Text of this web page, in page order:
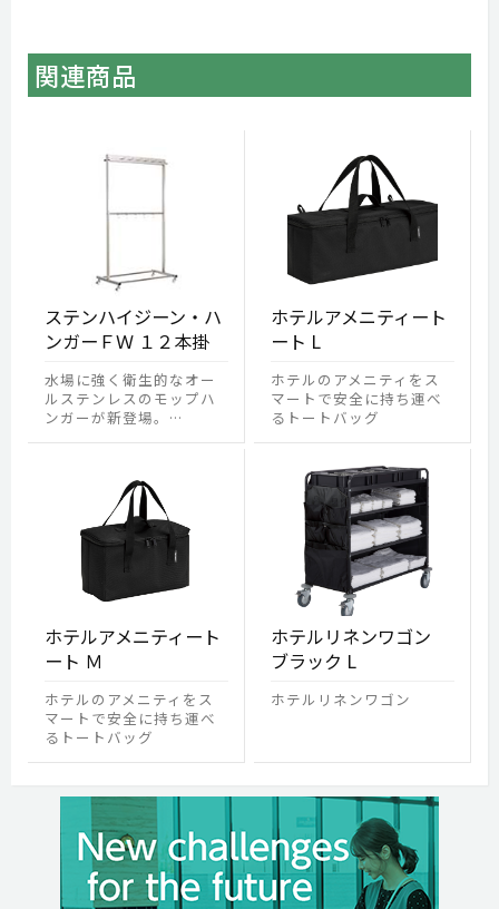
関連商品
ステンハイジーン・ハ
ンガーＦＷ １２本掛
水場に強く衛生的なオー
ルステンレスのモップハ
ンガーが新登場。…
ホテルアメニティート
ート L
ホテルのアメニティをス
マートで安全に持ち運べ
るトートバッグ
ホテルアメニティート
ート Ｍ
ホテルのアメニティをス
マートで安全に持ち運べ
るトートバッグ
ホテルリネンワゴン
ブラック L
ホテルリネンワゴン